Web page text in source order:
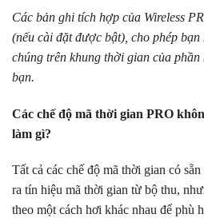
Các bản ghi tích hợp của Wireless
(nếu cài đặt được bật), cho phép
chúng trên khung thời gian của phần
bạn.
Các chế độ mã thời gian PRO
làm gì?
Tất cả các chế độ mã thời gian có
ra tín hiệu mã thời gian từ bộ thu,
theo một cách hơi khác nhau để phù